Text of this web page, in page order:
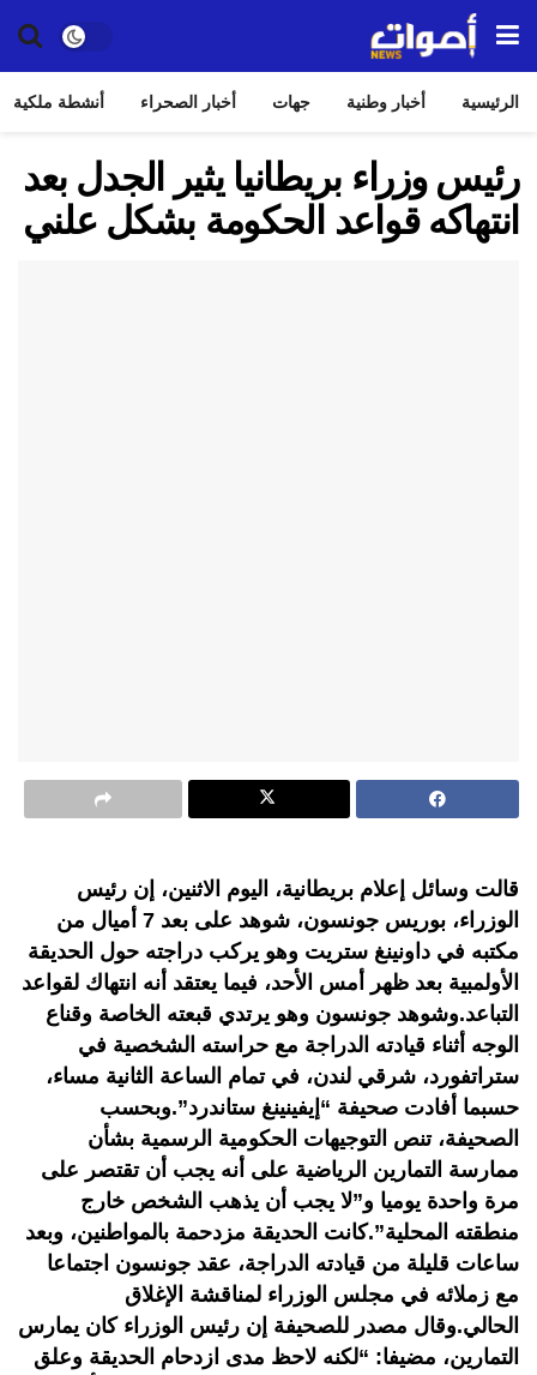
الرئيسية أخبار وطنية جهات أخبار الصحراء أنشطة ملكية
رئيس وزراء بريطانيا يثير الجدل بعد
انتهاكه قواعد الحكومة بشكل علني
قالت وسائل إعلام بريطانية، اليوم الاثنين، إن رئيس
الوزراء، بوريس جونسون، شوهد على بعد 7 أميال من
مكتبه في داونينغ ستريت وهو يركب دراجته حول الحديقة
الأولمبية بعد ظهر أمس الأحد، فيما يعتقد أنه انتهاك لقواعد
التباعد.وشوهد جونسون وهو يرتدي قبعته الخاصة وقناع
الوجه أثناء قيادته الدراجة مع حراسته الشخصية في
ستراتفورد، شرقي لندن، في تمام الساعة الثانية مساء،
حسبما أفادت صحيفة “إيفينينغ ستاندرد”.وبحسب
الصحيفة، تنص التوجيهات الحكومية الرسمية بشأن
ممارسة التمارين الرياضية على أنه يجب أن تقتصر على
مرة واحدة يوميا و”لا يجب أن يذهب الشخص خارج
منطقته المحلية”.كانت الحديقة مزدحمة بالمواطنين، وبعد
ساعات قليلة من قيادته الدراجة، عقد جونسون اجتماعا
مع زملائه في مجلس الوزراء لمناقشة الإغلاق
الحالي.وقال مصدر للصحيفة إن رئيس الوزراء كان يمارس
التمارين، مضيفا: “لكنه لاحظ مدى ازدحام الحديقة وعلق